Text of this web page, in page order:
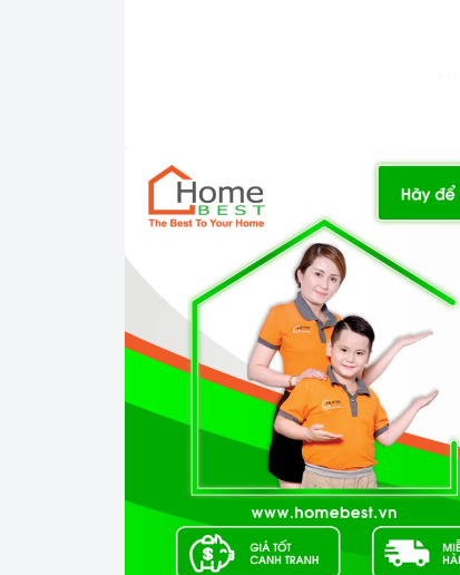
Hệ thống mâm chia lửa Sabaf.
Hệ thống đánh lửa bằng pin DC